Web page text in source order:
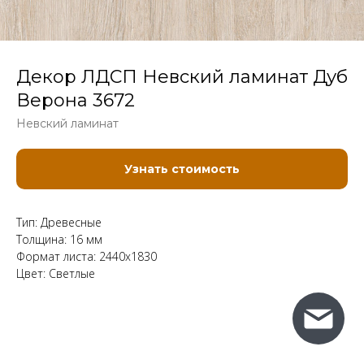
Декор ЛДСП Невский ламинат Дуб
Верона 3672
Невский ламинат
Узнать стоимость
Тип: Древесные
Толщина: 16 мм
Формат листа: 2440x1830
Цвет: Светлые